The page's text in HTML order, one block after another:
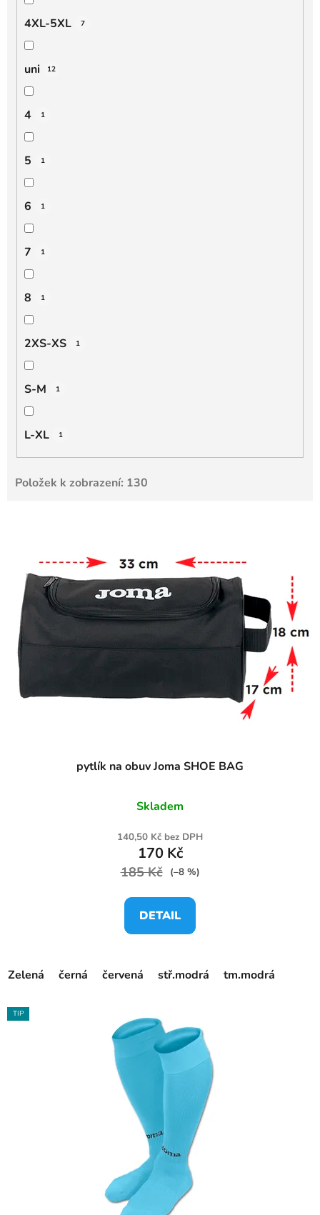
4XL-5XL 7
uni 12
4 1
5 1
6 1
7 1
8 1
2XS-XS 1
S-M 1
L-XL 1
Položek k zobrazení: 130
pytlík na obuv Joma SHOE BAG
Skladem
140,50 Kč bez DPH
170 Kč
185 Kč (–8 %)
DETAIL
Zelená černá červená stř.modrá tm.modrá
TIP